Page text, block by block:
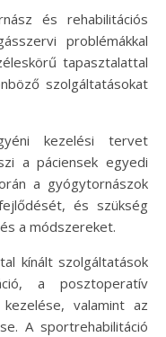
és rehabilitációs
problémákkal
tapasztalattal
szolgáltatásokat
kezelési tervet
a páciensek egyedi
a gyógytornászok
és szükség
a módszereket.
kínált szolgáltatások
a posztoperatív
valamint az
A sportrehabilitáció